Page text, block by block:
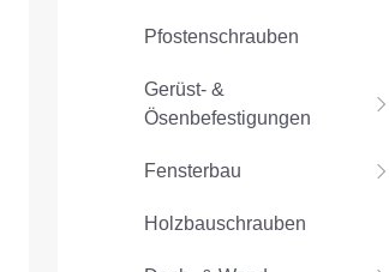
Pfostenschrauben
Gerüst- &
Ösenbefestigungen
Fensterbau
Holzbauschrauben